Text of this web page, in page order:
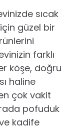
sıcak
güzel bir
farklı
köşe, doğru
haline
çok vakit
pofuduk
kadife